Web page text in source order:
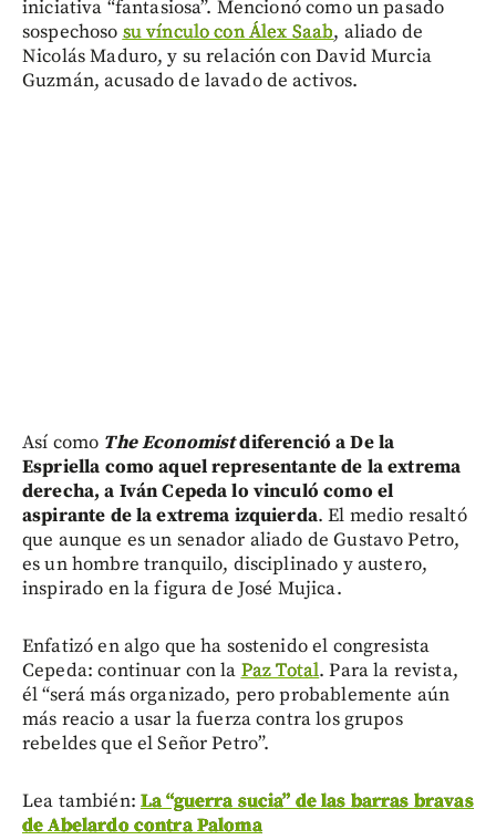
iniciativa “fantasiosa”. Mencionó como un pasado
sospechoso su vínculo con Álex Saab, aliado de
Nicolás Maduro, y su relación con David Murcia
Guzmán, acusado de lavado de activos.
Así como The Economistdiferenció a De la
Espriella como aquel representante de la extrema
derecha, a Iván Cepeda lo vinculó como el
aspirante de la extrema izquierda. El medio resaltó
que aunque es un senador aliado de Gustavo Petro,
es un hombre tranquilo, disciplinado y austero,
inspirado en la figura de José Mujica.
Enfatizó en algo que ha sostenido el congresista
Cepeda: continuar con la Paz Total. Para la revista,
él “será más organizado, pero probablemente aún
más reacio a usar la fuerza contra los grupos
rebeldes que el Señor Petro”.
Lea también: La “guerra sucia” de las barras bravas
de Abelardo contra Paloma